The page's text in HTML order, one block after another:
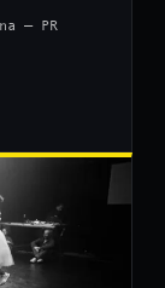
— PR